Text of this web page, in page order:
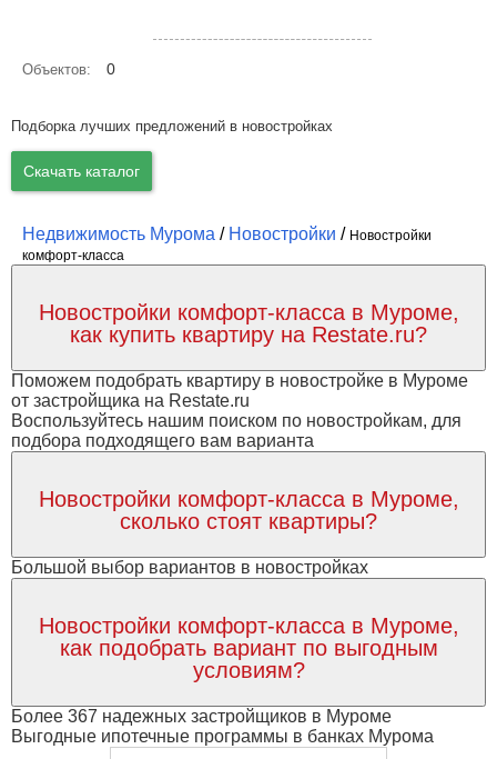
Объектов: 0
Подборка лучших предложений в новостройках
Скачать каталог
Недвижимость Мурома / Новостройки / Новостройки
комфорт-класса
Новостройки комфорт-класса в Муроме,
как купить квартиру на Restate.ru?
Поможем подобрать квартиру в новостройке в Муроме
от застройщика на Restate.ru
Воспользуйтесь нашим поиском по новостройкам, для
подбора подходящего вам варианта
Новостройки комфорт-класса в Муроме,
сколько стоят квартиры?
Большой выбор вариантов в новостройках
Новостройки комфорт-класса в Муроме,
как подобрать вариант по выгодным
условиям?
Более 367 надежных застройщиков в Муроме
Выгодные ипотечные программы в банках Мурома